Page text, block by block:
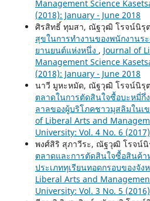
Management Science
(2018): January - June 2018
ศิรสิทธิ์ ทุมสา, ณัฐวุฒิ โรจน์นิรุ
สุขในการทำงานของพนักงานร
ยานยนต์แห่งหนึ่ง , Journal of
Management Science
(2018): January - June 2018
นาวี มูหะหมัด, ณัฐวุฒิ โรจน์นิรุ
ตลาดในการตัดสินใจซื้อบะหมี่กึ่
ลาลของผู้บริโภคชาวมุสลิมในเ
of Liberal Arts and
University: Vol. 4 No. 6
พงศ์สิริ สุภาวีระ, ณัฐวุฒิ โรจน์นิ
ตลาดและการตัดสินใจซื้อสินค้
ประเภททุเรียนทอดกรอบของจัง
Liberal Arts and
University: Vol. 3 No. 5